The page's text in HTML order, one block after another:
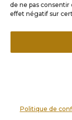
de ne pas
effet négatif sur
Politique de